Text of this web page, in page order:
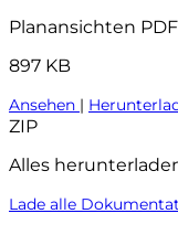
Planansichten PDF
897 KB
Ansehen |
ZIP
Alles
Lade alle